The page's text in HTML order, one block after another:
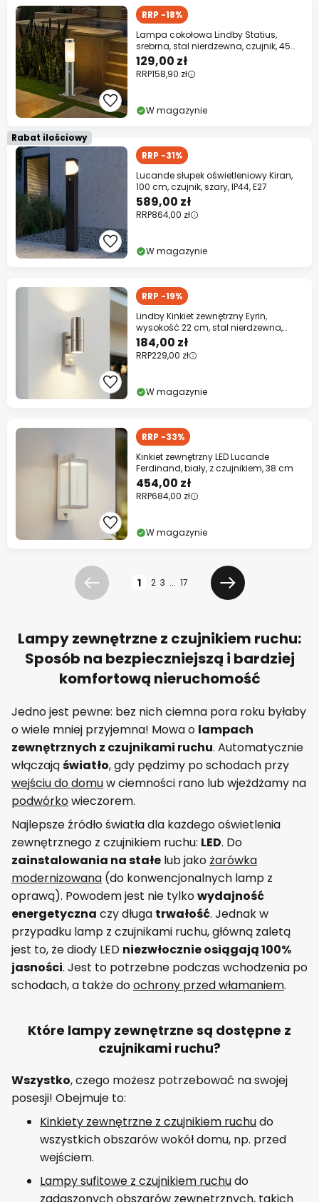
RRP -18%
Lampa cokołowa Lindby Statius,
srebrna, stal nierdzewna, czujnik, 45
cm
129,00 zł
RRP158,90 zł
W magazynie
Rabat ilościowy
RRP -31%
Lucande słupek oświetleniowy Kiran,
100 cm, czujnik, szary, IP44, E27
589,00 zł
RRP864,00 zł
W magazynie
RRP -19%
Lindby Kinkiet zewnętrzny Eyrin,
wysokość 22 cm, stal nierdzewna,
czujnik
184,00 zł
RRP229,00 zł
W magazynie
RRP -33%
Kinkiet zewnętrzny LED Lucande
Ferdinand, biały, z czujnikiem, 38 cm
454,00 zł
RRP684,00 zł
W magazynie
Poprzednia 1 2 3 ... 17
Dalej
Lampy zewnętrzne z czujnikiem ruchu:
Sposób na bezpieczniejszą i bardziej
komfortową nieruchomość
Jedno jest pewne: bez nich ciemna pora roku byłaby
o wiele mniej przyjemna! Mowa o lampach
zewnętrznych z czujnikami ruchu. Automatycznie
włączająświatło, gdy pędzimy po schodach przy
wejściu do domuw ciemności rano lub wjeżdżamy na
podwórkowieczorem.
Najlepsze źródło światła dla każdego oświetlenia
zewnętrznego z czujnikiem ruchu: LED. Do
zainstalowania na stałe lub jako żarówka
modernizowana (do konwencjonalnych lamp z
oprawą). Powodem jest nie tylkowydajność
energetyczna czy długa trwałość. Jednak w
przypadku lamp z czujnikami ruchu, główną zaletą
jest to, że diody LED niezwłocznie osiągają 100%
jasności. Jest to potrzebne podczas wchodzenia po
schodach, a także doochrony przed włamaniem.
Które lampy zewnętrzne są dostępne z
czujnikami ruchu?
Wszystko, czego możesz potrzebować na swojej
posesji! Obejmuje to:
Kinkiety zewnętrzne z czujnikiem ruchudo
wszystkich obszarów wokół domu, np. przed
wejściem.
Lampy sufitowe z czujnikiem ruchudo